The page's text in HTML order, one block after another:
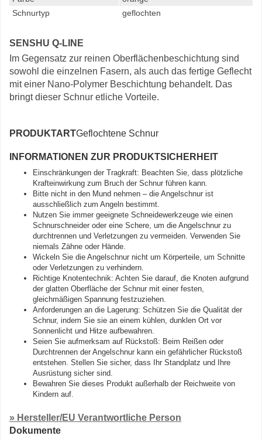
Schnurtyp
geflochten
SENSHU Q-LINE
Im Gegensatz zur reinen Oberflächenbeschichtung sind
sowohl die einzelnen Fasern, als auch das fertige Geflecht
mit einer Nano-Polymer Beschichtung behandelt. Das
bringt dieser Schnur etliche Vorteile.
PRODUKTARTGeflochtene Schnur
INFORMATIONEN ZUR PRODUKTSICHERHEIT
Einschränkungen der Tragkraft: Beachten Sie, dass plötzliche
Krafteinwirkung zum Bruch der Schnur führen kann.
Bitte nicht in den Mund nehmen – die Angelschnur ist
ausschließlich zum Angeln bestimmt.
Nutzen Sie immer geeignete Schneidewerkzeuge wie einen
Schnurschneider oder eine Schere, um die Angelschnur zu
durchtrennen und Verletzungen zu vermeiden. Verwenden Sie
niemals Zähne oder Hände.
Wickeln Sie die Angelschnur nicht um Körperteile, um Schnitte
oder Verletzungen zu verhindern.
Richtige Knotentechnik: Achten Sie darauf, die Knoten aufgrund
der glatten Oberfläche der Schnur mit einer festen,
gleichmäßigen Spannung festzuziehen.
Anforderungen an die Lagerung: Schützen Sie die Qualität der
Schnur, indem Sie sie an einem kühlen, dunklen Ort vor
Sonnenlicht und Hitze aufbewahren.
Seien Sie aufmerksam auf Rückstoß: Beim Reißen oder
Durchtrennen der Angelschnur kann ein gefährlicher Rückstoß
entstehen. Stellen Sie sicher, dass Ihr Standplatz und Ihre
Ausrüstung sicher sind.
Bewahren Sie dieses Produkt außerhalb der Reichweite von
Kindern auf.
» Hersteller/EU Verantwortliche Person
Dokumente